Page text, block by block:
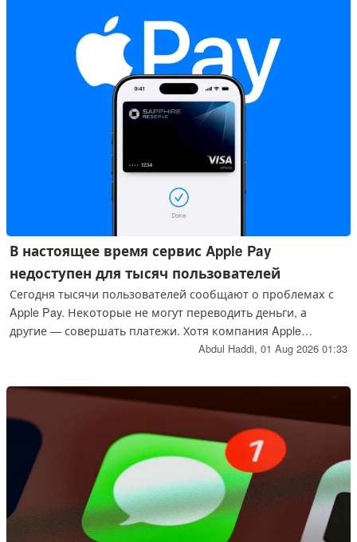
В настоящее время сервис Apple Pay
недоступен для тысяч пользователей
Сегодня тысячи пользователей сообщают о проблемах с
Apple Pay. Некоторые не могут переводить деньги, а
другие — совершать платежи. Хотя компания Apple
подтвердила наличие текущей неполадки, затрагивающей
будет полностью восстановлена.
Abdul Haddi, 01 Aug 2026 01:33